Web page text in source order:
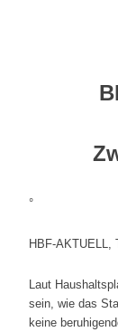
°
HBF-AKTUELL,
Laut
sein, wie das
keine